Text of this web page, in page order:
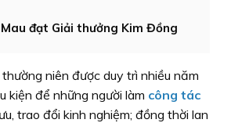
đạt Giải thưởng Kim Đồng
niên được duy trì nhiều năm
kiện để những người làm công tác
trao đổi kinh nghiệm; đồng thời lan